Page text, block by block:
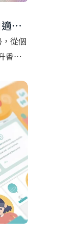
應
從個
香港